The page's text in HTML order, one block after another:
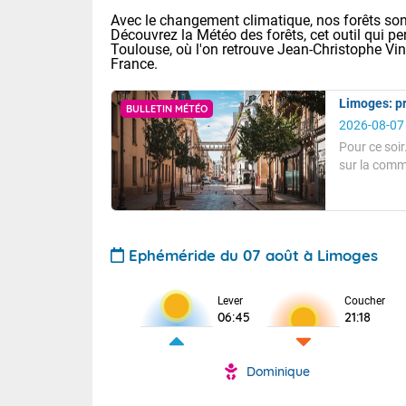
TENDANCE
Pour la
Au niveau du
Tendance
Avec le changement climatique, nos forêts
Découvrez la Météo des forêts, cet outil qui
Toulouse, où l'on retrouve Jean-Christophe
France.
BULLETIN MÉTÉO
Limoges:
2026-08-
Pour ce soir.
sur la
Pour ce soir.
hectopascals.
Le
Vent de
Ephéméride du 07 août à Limoges
Lever
06:45
Coucher
21:18
Dominique
Voici les
31 Lyon : 35
Très
En matinée,
donnent